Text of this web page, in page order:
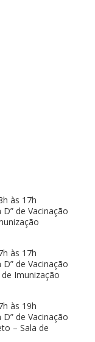
às 17h
de Vacinação
às 17h
de Vacinação
Imunização
às 19h
de Vacinação
– Sala de